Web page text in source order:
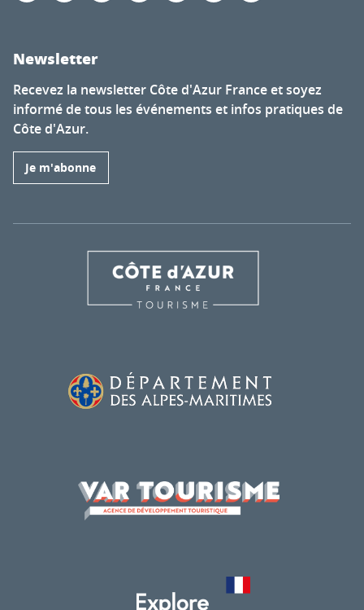
Newsletter
Recevez la newsletter Côte d'Azur France et soyez
informé de tous les événements et infos pratiques de
Côte d'Azur.
Je m'abonne